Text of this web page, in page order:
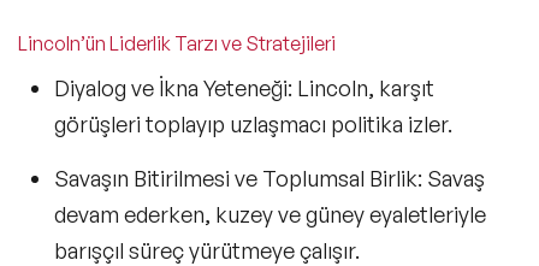
Lincoln’ün Liderlik Tarzı ve Stratejileri
Diyalog ve İkna Yeteneği: Lincoln, karşıt
görüşleri toplayıp uzlaşmacı politika izler.
Savaşın Bitirilmesi ve Toplumsal Birlik: Savaş
devam ederken, kuzey ve güney eyaletleriyle
barışçıl süreç yürütmeye çalışır.